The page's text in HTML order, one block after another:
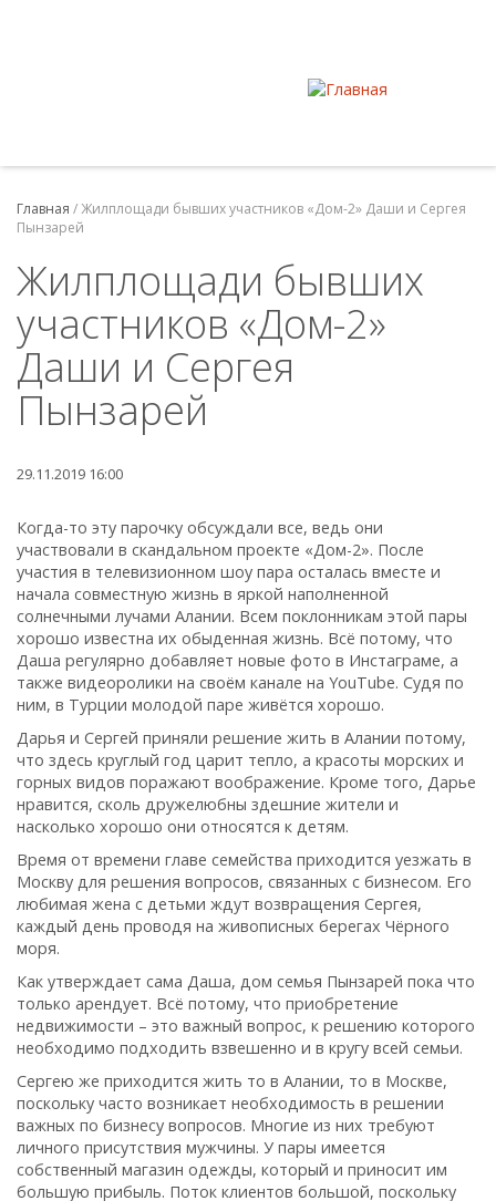
Главная /Жилплощади бывших участников «Дом-2» Даши и Сергея
Пынзарей
Жилплощади бывших
участников «Дом-2»
Даши и Сергея
Пынзарей
29.11.2019 16:00
Когда-то эту парочку обсуждали все, ведь они
участвовали в скандальном проекте «Дом-2». После
участия в телевизионном шоу пара осталась вместе и
начала совместную жизнь в яркой наполненной
солнечными лучами Алании. Всем поклонникам этой пары
хорошо известна их обыденная жизнь. Всё потому, что
Даша регулярно добавляет новые фото в Инстаграме, а
также видеоролики на своём канале на YouTube. Судя по
ним, в Турции молодой паре живётся хорошо.
Дарья и Сергей приняли решение жить в Алании потому,
что здесь круглый год царит тепло, а красоты морских и
горных видов поражают воображение. Кроме того, Дарье
нравится, сколь дружелюбны здешние жители и
насколько хорошо они относятся к детям.
Время от времени главе семейства приходится уезжать в
Москву для решения вопросов, связанных с бизнесом. Его
любимая жена с детьми ждут возвращения Сергея,
каждый день проводя на живописных берегах Чёрного
моря.
Как утверждает сама Даша, дом семья Пынзарей пока что
только арендует. Всё потому, что приобретение
недвижимости – это важный вопрос, к решению которого
необходимо подходить взвешенно и в кругу всей семьи.
Сергею же приходится жить то в Алании, то в Москве,
поскольку часто возникает необходимость в решении
важных по бизнесу вопросов. Многие из них требуют
личного присутствия мужчины. У пары имеется
собственный магазин одежды, который и приносит им
большую прибыль. Поток клиентов большой, поскольку